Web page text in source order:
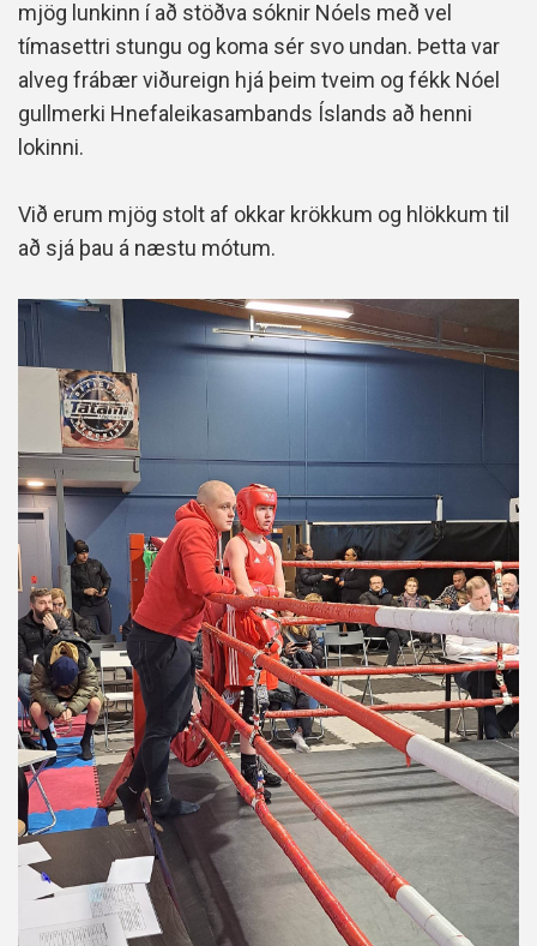
mjög lunkinn í að stöðva sóknir Nóels með vel
tímasettri stungu og koma sér svo undan. Þetta var
alveg frábær viðureign hjá þeim tveim og fékk Nóel
gullmerki Hnefaleikasambands Íslands að henni
lokinni.
Við erum mjög stolt af okkar krökkum og hlökkum til
að sjá þau á næstu mótum.